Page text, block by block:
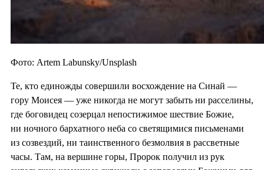
Фото: Artem Labunsky/Unsplash
Те, кто единожды совершили восхождение на Синай —
гору Моисея — уже никогда не могут забыть ни расселины,
где боговидец созерцал непостижимое шествие Божие,
ни ночного бархатного неба со светящимися письменами
из созвездий, ни таинственного безмолвия в рассветные
часы. Там, на вершине горы, Пророк получил из рук